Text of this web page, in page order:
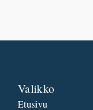
Valikko
Etusivu